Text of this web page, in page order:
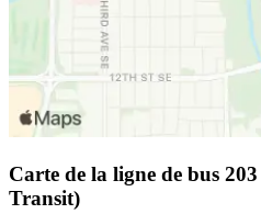
Carte de la ligne de bus
Transit)